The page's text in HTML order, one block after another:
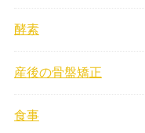
酵素
産後の骨盤矯正
食事